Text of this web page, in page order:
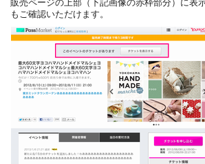
販売ページの上部（下記画像の赤枠部分）に表
もご確認いただけます。